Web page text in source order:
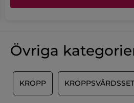
Övriga
KROPP KROPPSVÅRDSSET